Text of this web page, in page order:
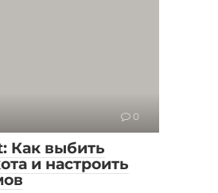
0
Как выбить
и настроить